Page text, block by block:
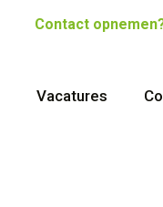
Contact
Vacatures